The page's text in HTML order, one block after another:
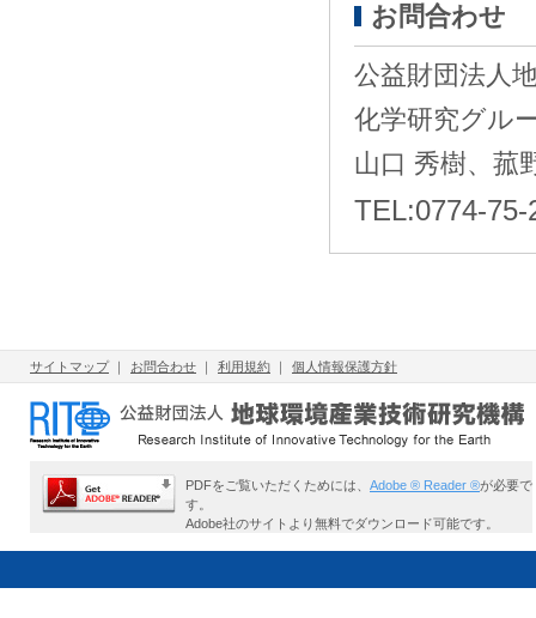
お問合わせ
公益財団法人
化学研究グル
山口 秀樹、菰
TEL:0774-75-
サイトマップ｜ お問合わせ ｜ 利用規約 ｜ 個人情報保護方針
PDFをご覧いただくためには、 Adobe ® Reader ®が必要で
す。
Adobe社のサイトより無料でダウンロード可能です。